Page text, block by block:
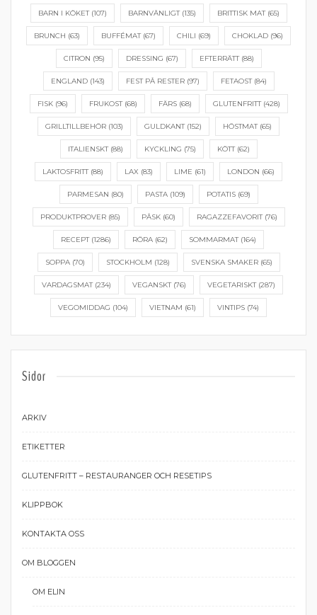
BARN I KÖKET(107) BARNVÄNLIGT(135) BRITTISK MAT(65)
BRUNCH (63) BUFFÉMAT(67) CHILI (69) CHOKLAD (96)
CITRON (95) DRESSING (67) EFTERRÄTT(88)
ENGLAND(143) FEST PÅ RESTER(97) FETAOST(84)
FISK(96) FRUKOST(68) FÄRS(68) GLUTENFRITT(428)
GRILLTILLBEHÖR (103) GULDKANT(152) HÖSTMAT(65)
ITALIENSKT(88) KYCKLING (75) KÖTT(62)
LAKTOSFRITT(88) LAX (83) LIME (61) LONDON (66)
PARMESAN (80) PASTA(109) POTATIS(69)
PRODUKTPROVER(85) PÅSK(60) RAGAZZEFAVORIT(76)
RECEPT(1286) RÖRA (62) SOMMARMAT(164)
SOPPA(70) STOCKHOLM (128) SVENSKA SMAKER(65)
VARDAGSMAT(234) VEGANSKT(76) VEGETARISKT(287)
VEGOMIDDAG (104) VIETNAM (61) VINTIPS (74)
Sidor
ARKIV
ETIKETTER
GLUTENFRITT – RESTAURANGER OCH RESETIPS
KLIPPBOK
KONTAKTA OSS
OM BLOGGEN
OM ELIN